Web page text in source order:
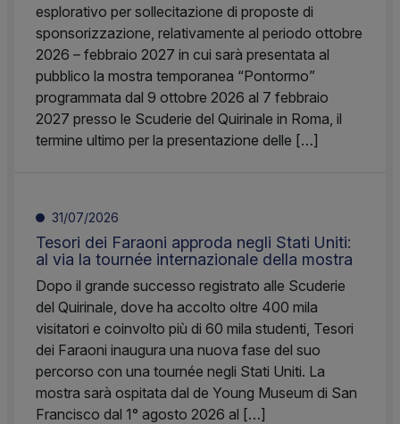
esplorativo per sollecitazione di proposte di
sponsorizzazione, relativamente al periodo ottobre
2026 – febbraio 2027 in cui sarà presentata al
pubblico la mostra temporanea “Pontormo”
programmata dal 9 ottobre 2026 al 7 febbraio
2027 presso le Scuderie del Quirinale in Roma, il
termine ultimo per la presentazione delle […]
31/07/2026
Tesori dei Faraoni approda negli Stati Uniti:
al via la tournée internazionale della mostra
Dopo il grande successo registrato alle Scuderie
del Quirinale, dove ha accolto oltre 400 mila
visitatori e coinvolto più di 60 mila studenti, Tesori
dei Faraoni inaugura una nuova fase del suo
percorso con una tournée negli Stati Uniti. La
mostra sarà ospitata dal de Young Museum di San
Francisco dal 1° agosto 2026 al […]